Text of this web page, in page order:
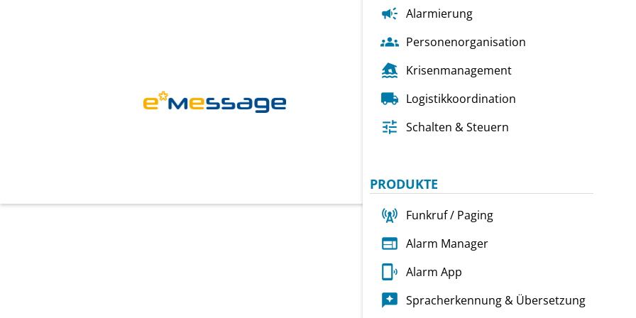
Lösungen
campaign Alarmierung
 Personenorganisation
flood Krisenmanagement
 Logistikkoordination
tune Schalten & Steuern
PRODUKTE
 Funkruf / Paging
web Alarm Manager
 Alarm App
 Spracherkennung & Übersetzung
Branchen